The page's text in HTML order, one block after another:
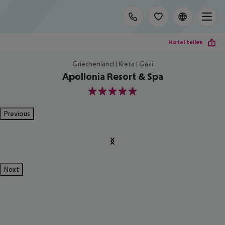
Hotel teilen
Griechenland | Kreta | Gazi
Apollonia Resort & Spa
5
Previous
Next